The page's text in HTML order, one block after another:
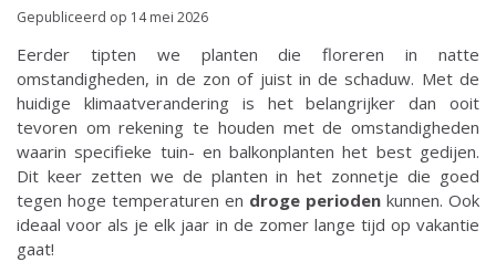
Gepubliceerd op 14 mei 2026
Eerder tipten we planten die floreren in natte
omstandigheden, in de zon of juist in de schaduw. Met de
huidige klimaatverandering is het belangrijker dan ooit
tevoren om rekening te houden met de omstandigheden
waarin specifieke tuin- en balkonplanten het best gedijen.
Dit keer zetten we de planten in het zonnetje die goed
tegen hoge temperaturen en droge perioden kunnen. Ook
ideaal voor als je elk jaar in de zomer lange tijd op vakantie
gaat!